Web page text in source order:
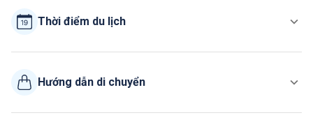
Thời điểm du lịch
Hướng dẫn di chuyển